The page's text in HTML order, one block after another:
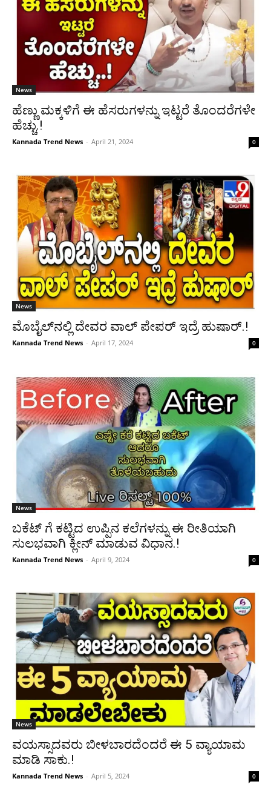
News
ಹೆಣ್ಣು ಮಕ್ಕಳಿಗೆ ಈ ಹೆಸರುಗಳನ್ನು ಇಟ್ಟರೆ ತೊಂದರೆಗಳೇ
ಹೆಚ್ಚು.!
Kannada Trend News - April 21, 2024 0
News
ಮೊಬೈಲ್‌ನಲ್ಲಿ ದೇವರ ವಾಲ್ ಪೇಪರ್ ಇದ್ರೆ ಹುಷಾರ್.!
Kannada Trend News - April 17, 2024 0
News
ಬಕೆಟ್ ಗೆ ಕಟ್ಟಿದ ಉಪ್ಪಿನ ಕಲೆಗಳನ್ನು ಈ ರೀತಿಯಾಗಿ
ಸುಲಭವಾಗಿ ಕ್ಲೀನ್ ಮಾಡುವ ವಿಧಾನ.!
Kannada Trend News - April 9, 2024 0
News
ವಯಸ್ಸಾದವರು ಬೀಳಬಾರದೆಂದರೆ ಈ 5 ವ್ಯಾಯಾಮ
ಮಾಡಿ ಸಾಕು.!
Kannada Trend News - April 5, 2024 0